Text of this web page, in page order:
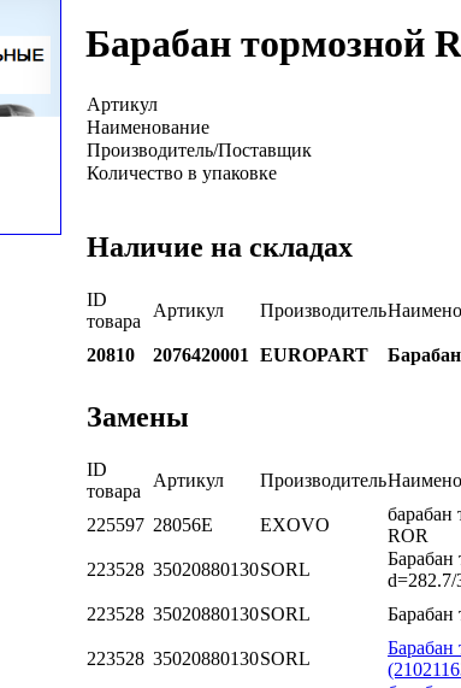
Барабан тормозной
Артикул
Наименование
Производитель/Поставщик
Количество в упаковке
Наличие на складах
ID
товара
Артикул Производитель
20810 2076420001 EUROPART
Замены
ID
товара
Артикул Производитель
225597 28056E EXOVO
барабан
ROR
223528 35020880130SORL
Барабан
223528 35020880130SORL
223528 35020880130SORL
Барабан